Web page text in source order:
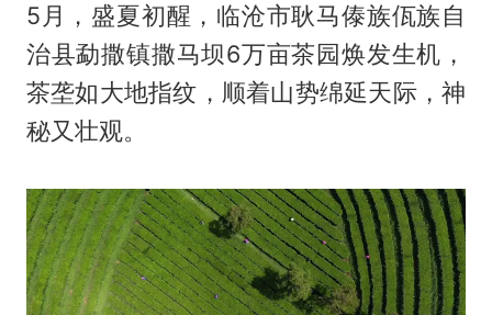
5月，盛夏初醒，临沧市耿马傣族佤族自
治县勐撒镇撒马坝6万亩茶园焕发生机，
茶垄如大地指纹，顺着山势绵延天际，神
秘又壮观。